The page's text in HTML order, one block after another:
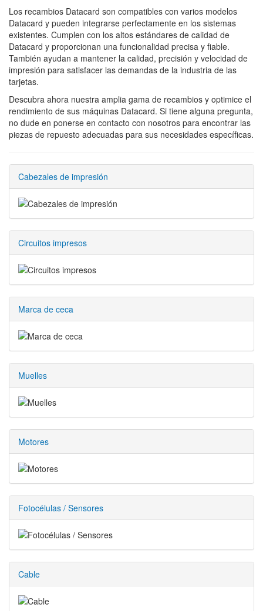
Los recambios Datacard son compatibles con varios modelos
Datacard y pueden integrarse perfectamente en los sistemas
existentes. Cumplen con los altos estándares de calidad de
Datacard y proporcionan una funcionalidad precisa y fiable.
También ayudan a mantener la calidad, precisión y velocidad de
impresión para satisfacer las demandas de la industria de las
tarjetas.
Descubra ahora nuestra amplia gama de recambios y optimice el
rendimiento de sus máquinas Datacard. Si tiene alguna pregunta,
no dude en ponerse en contacto con nosotros para encontrar las
piezas de repuesto adecuadas para sus necesidades específicas.
Cabezales de impresión
Circuitos impresos
Marca de ceca
Muelles
Motores
Fotocélulas / Sensores
Cable